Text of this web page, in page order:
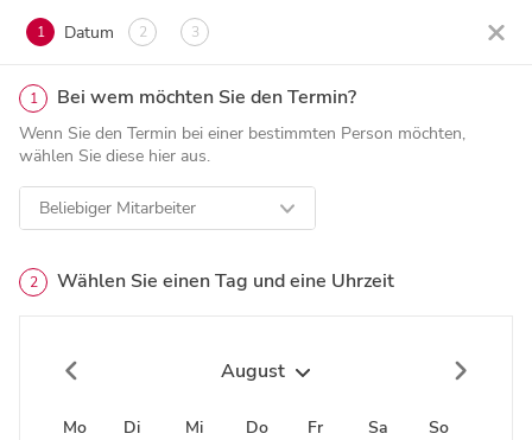
1 Datum 2 3
1 Bei wem möchten Sie den Termin?
Wenn Sie den Termin bei einer bestimmten Person möchten,
wählen Sie diese hier aus.
Beliebiger Mitarbeiter
2 Wählen Sie einen Tag und eine Uhrzeit
August
Mo Di Mi Do Fr Sa So